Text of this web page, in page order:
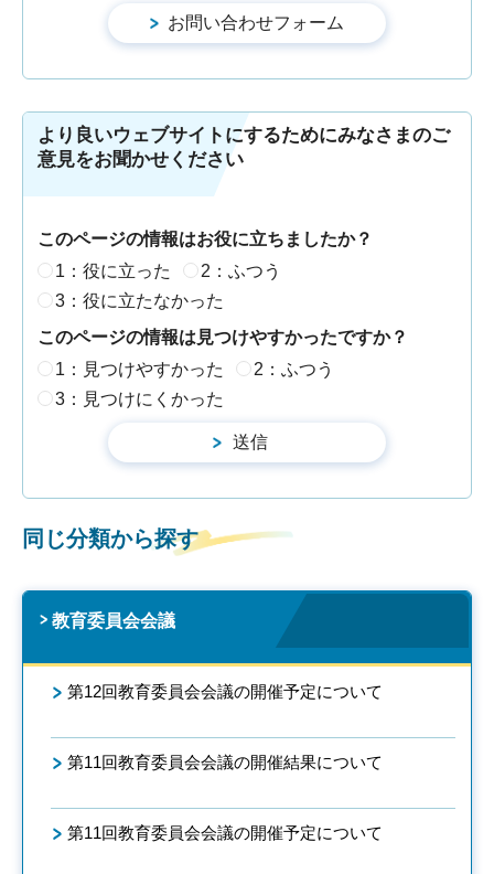
より良いウェブサイトにするためにみなさまのご
意見をお聞かせください
このページの情報はお役に立ちましたか？
1：役に立った
2：ふつう
3：役に立たなかった
このページの情報は見つけやすかったですか？
1：見つけやすかった
2：ふつう
3：見つけにくかった
同じ分類から探す
教育委員会会議
第12回教育委員会会議の開催予定について
第11回教育委員会会議の開催結果について
第11回教育委員会会議の開催予定について